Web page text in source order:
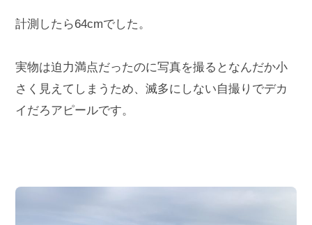
計測したら64cmでした。
実物は迫力満点だったのに写真を撮るとなんだか小
さく見えてしまうため、滅多にしない自撮りでデカ
イだろアピールです。